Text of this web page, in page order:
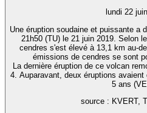
lundi 22
Une éruption soudaine et puissante a
21h50 (TU) le 21 juin 2019. Selon
cendres s'est élevé à 13,1 km au-
émissions de cendres se sont
La dernière éruption de ce volcan
4. Auparavant, deux éruptions
5 ans
source : KVERT,